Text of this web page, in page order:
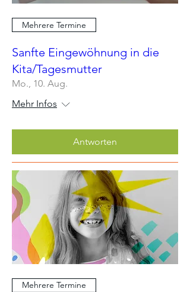
Mehrere Termine
Sanfte Eingewöhnung in die
Kita/Tagesmutter
Mo., 10. Aug.
Mehr Infos
Antworten
Mehrere Termine